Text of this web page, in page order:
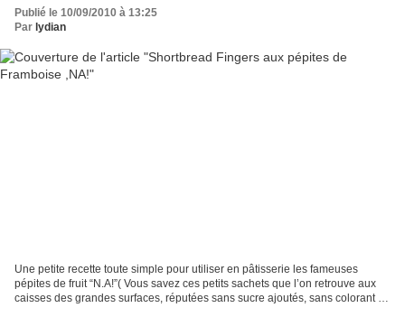
Publié le 10/09/2010 à 13:25
Par lydian
Une petite recette toute simple pour utiliser en pâtisserie les fameuses
pépites de fruit “N.A!”( Vous savez ces petits sachets que l’on retrouve aux
caisses des grandes surfaces, réputées sans sucre ajoutés, sans colorant et